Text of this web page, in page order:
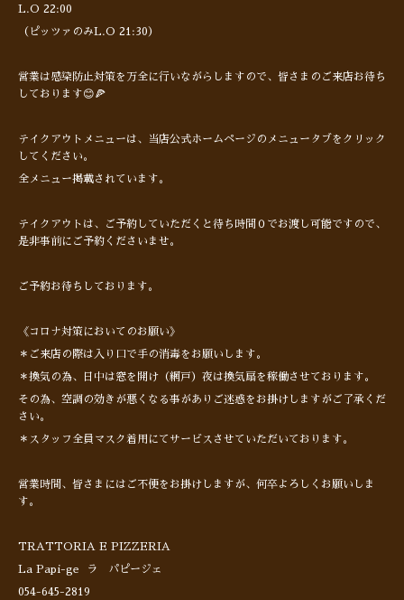
L.O 22:00
（ピッツァのみL.O 21:30）
営業は感染防止対策を万全に行いながらしますので、皆さまのご来店お待ち
しております😊🍕
テイクアウトメニューは、当店公式ホームページのメニュータブをクリック
してください。
全メニュー掲載されています。
テイクアウトは、ご予約していただくと待ち時間０でお渡し可能ですので、
是非事前にご予約くださいませ。
ご予約お待ちしております。
《コロナ対策においてのお願い》
＊ご来店の際は入り口で手の消毒をお願いします。
＊換気の為、日中は窓を開け（網戸）夜は換気扇を稼働させております。
その為、空調の効きが悪くなる事がありご迷惑をお掛けしますがご了承くだ
さい。
＊スタッフ全員マスク着用にてサービスさせていただいております。
営業時間、皆さまにはご不便をお掛けしますが、何卒よろしくお願いしま
す。
TRATTORIA E PIZZERIA
La Papi-ge ラ パピージェ
054-645-2819